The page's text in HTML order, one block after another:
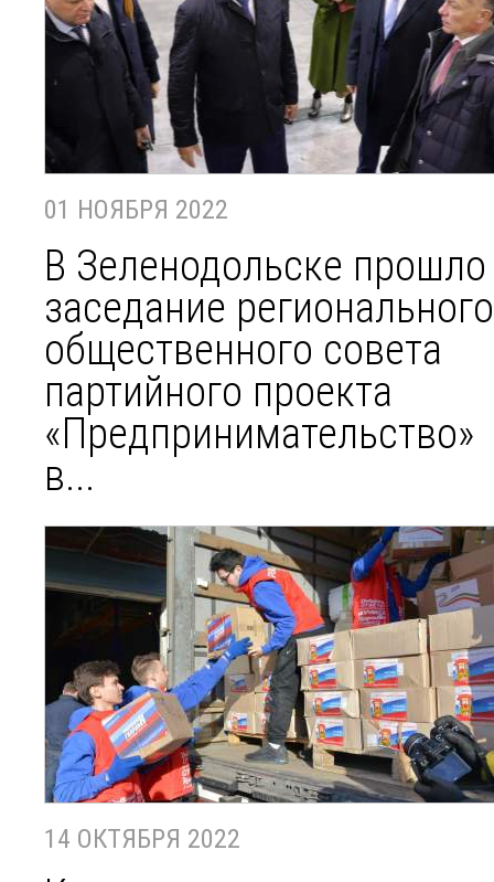
01 НОЯБРЯ 2022
В Зеленодольске прошло
заседание регионального
общественного совета
партийного проекта
«Предпринимательство»
в...
14 ОКТЯБРЯ 2022